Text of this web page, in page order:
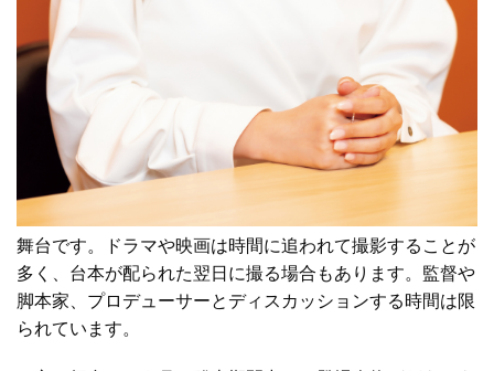
舞台です。ドラマや映画は時間に追われて撮影することが
多く、台本が配られた翌日に撮る場合もあります。監督や
脚本家、プロデューサーとディスカッションする時間は限
られています。